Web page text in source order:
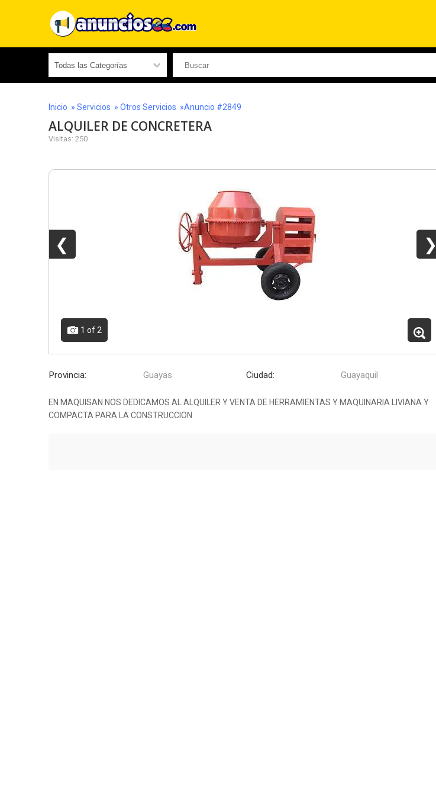
Inicio » Servicios » Otros Servicios »Anuncio #2849
ALQUILER DE CONCRETERA
Visitas: 250
❮ ❯
1 of 2
Provincia: Guayas Ciudad: Guayaquil
EN MAQUISAN NOS DEDICAMOS AL ALQUILER Y VENTA DE HERRAMIENTAS Y MAQUINARIA LIVIANA Y
COMPACTA PARA LA CONSTRUCCION